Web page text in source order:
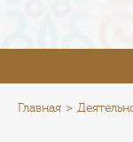
ПРЕСС-ЦЕНТР
Главная